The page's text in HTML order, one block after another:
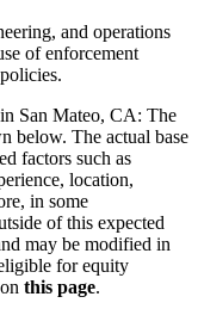
and operations
of enforcement
San Mateo, CA: The
below. The actual base
factors such as
location,
in some
of this expected
may be modified in
for equity
this page.